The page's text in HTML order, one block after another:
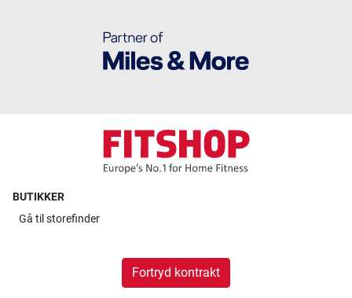
BUTIKKER
Gå til storefinder
Fortryd kontrakt